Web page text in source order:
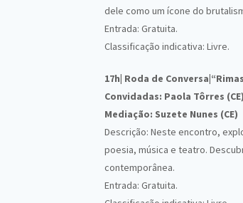
dele como um ícone do
Entrada: Gratuita.
Classificação indicativa: Livre.
17h| Roda de
Convidadas: Paola Tôrres
Mediação: Suzete Nunes (CE)
Descrição: Neste encontro,
poesia, música e teatro.
contemporânea.
Entrada: Gratuita.